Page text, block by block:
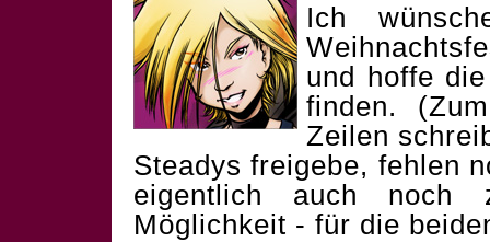
Ich
und hoffe
finden.
Zeilen
Steadys freigebe, fehlen
eigentlich auch noch
Möglichkeit - für die